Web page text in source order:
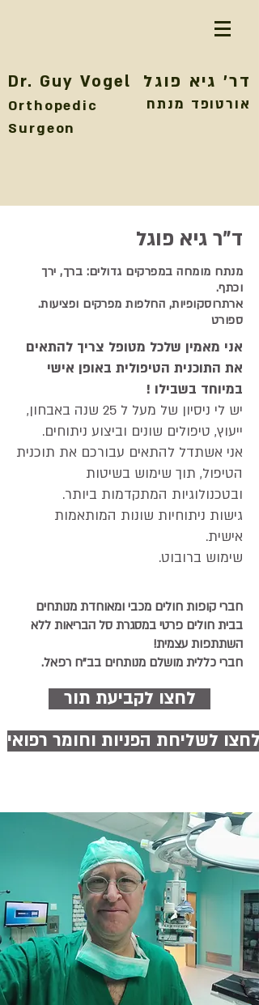
Dr. Guy Vogel
Orthopedic
Surgeon
דר' גיא פוגל
אורטופד מנתח
ד"ר גיא פוגל
מנתח מומחה במפרקים גדולים: ברך, ירך
וכתף.
.ארתרוסקופיות, החלפות מפרקים ופציעות
ספורט
אני מאמין שלכל מטופל צריך להתאים
את התוכנית הטיפולית באופן אישי
במיוחד בשבילו !
יש לי ניסיון של מעל ל 25 שנה באבחון,
ייעוץ, טיפולים שונים וביצוע ניתוחים.
אני אשתדל להתאים עבורכם את תוכנית
הטיפול, תוך שימוש בשיטות
ובטכנולוגיות המתקדמות ביותר.
גישות ניתוחיות שונות המותאמות
אישית.
שימוש ברובוט.
חברי קופות חולים מכבי ומאוחדת מנותחים
בבית חולים פרטי במסגרת סל הבריאות ללא
השתתפות עצמית!
חברי כללית מושלם מנותחים בב"ח רפאל.
לחצו לקביעת תור
לחצו לשליחת הפניות וחומר רפואי